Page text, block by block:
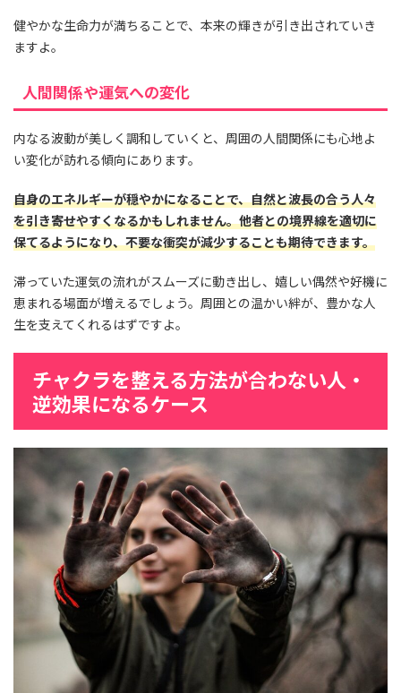
健やかな生命力が満ちることで、本来の輝きが引き出されていき
ますよ。
人間関係や運気への変化
内なる波動が美しく調和していくと、周囲の人間関係にも心地よ
い変化が訪れる傾向にあります。
自身のエネルギーが穏やかになることで、自然と波長の合う人々
を引き寄せやすくなるかもしれません。他者との境界線を適切に
保てるようになり、不要な衝突が減少することも期待できます。
滞っていた運気の流れがスムーズに動き出し、嬉しい偶然や好機に
恵まれる場面が増えるでしょう。周囲との温かい絆が、豊かな人
生を支えてくれるはずですよ。
チャクラを整える方法が合わない人・
逆効果になるケース